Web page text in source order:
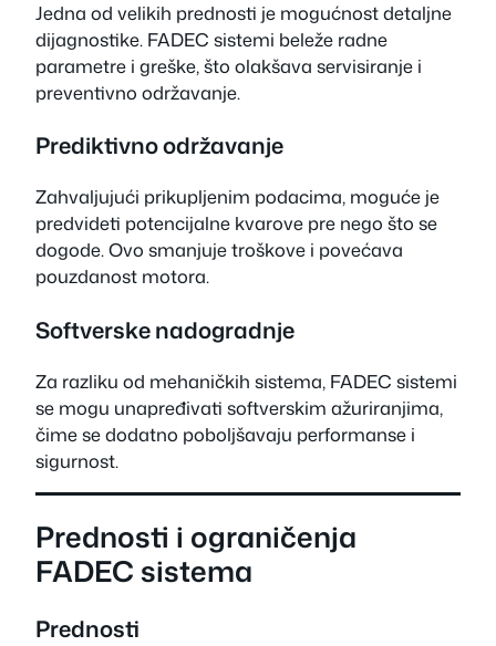
Jedna od velikih prednosti je mogućnost detaljne
dijagnostike. FADEC sistemi beleže radne
parametre i greške, što olakšava servisiranje i
preventivno održavanje.
Prediktivno održavanje
Zahvaljujući prikupljenim podacima, moguće je
predvideti potencijalne kvarove pre nego što se
dogode. Ovo smanjuje troškove i povećava
pouzdanost motora.
Softverske nadogradnje
Za razliku od mehaničkih sistema, FADEC sistemi
se mogu unapređivati softverskim ažuriranjima,
čime se dodatno poboljšavaju performanse i
sigurnost.
Prednosti i ograničenja
FADEC sistema
Prednosti